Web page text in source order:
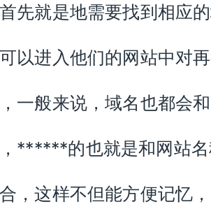
先就是地需要找到相应
以进入他们的网站中对
一般来说，域名也都会
******的也就是和网站
，这样不但能方便记忆